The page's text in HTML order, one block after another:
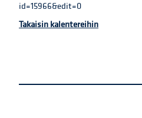
id=15966&edit=0
Takaisin kalentereihin